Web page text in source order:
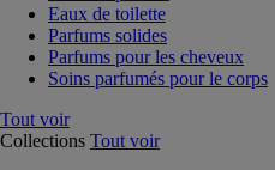
Eaux de toilette
Parfums solides
Parfums pour les cheveux
Soins parfumés pour le corps
Tout voir
Collections Tout voir